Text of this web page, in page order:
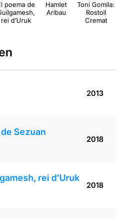
poema de
rei d’Uruk
Hamlet
Aribau
Toni Gomila:
Rostoll
Cremat
2013
Sezuan
2018
rei d’Uruk
2018